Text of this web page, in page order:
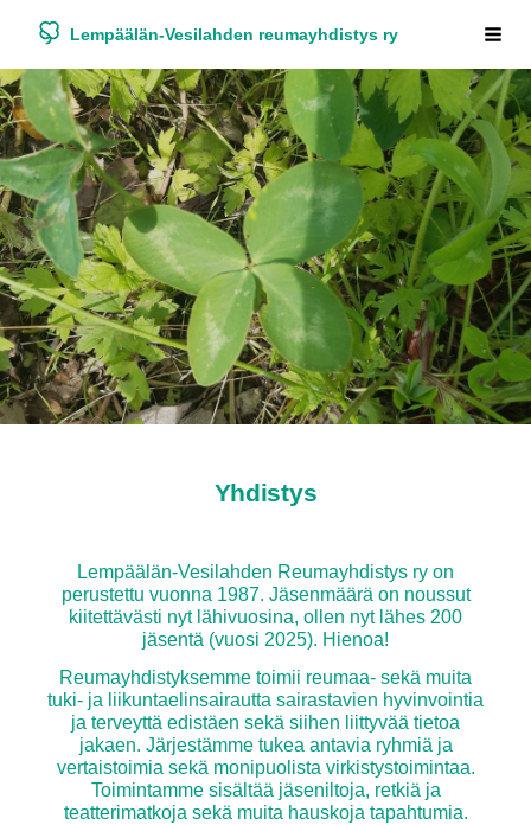
Siirry
sivun
sisältöön
Lempäälän-Vesilahden reumayhdistys ry
Yhdistys
Lempäälän-Vesilahden Reumayhdistys ry on
perustettu vuonna 1987. Jäsenmäärä on noussut
kiitettävästi nyt lähivuosina, ollen nyt lähes 200
jäsentä (vuosi 2025). Hienoa!
Reumayhdistyksemme toimii reumaa- sekä muita
tuki- ja liikuntaelinsairautta sairastavien hyvinvointia
ja terveyttä edistäen sekä siihen liittyvää tietoa
jakaen. Järjestämme tukea antavia ryhmiä ja
vertaistoimia sekä monipuolista virkistystoimintaa.
Toimintamme sisältää jäseniltoja, retkiä ja
teatterimatkoja sekä muita hauskoja tapahtumia.